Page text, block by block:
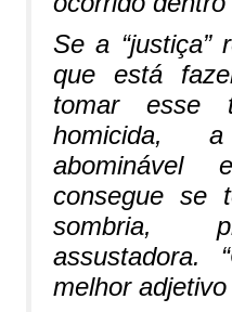
Se a “justiça”
que está
tomar esse
homicida,
abominável
consegue se
sombria,
assustadora.
melhor